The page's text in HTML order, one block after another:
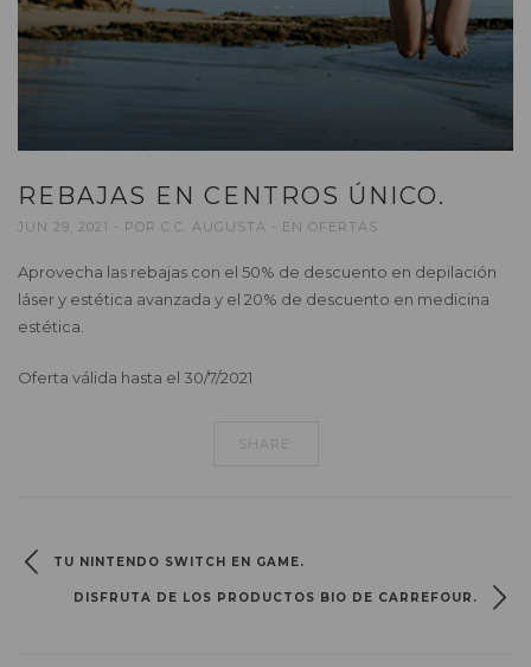
REBAJAS EN CENTROS ÚNICO.
JUN 29, 2021 POR C.C. AUGUSTA EN OFERTAS
Aprovecha las rebajas con el 50% de descuento en depilación
láser y estética avanzada y el 20% de descuento en medicina
estética.
Oferta válida hasta el 30/7/2021
SHARE:
TU NINTENDO SWITCH EN GAME.
DISFRUTA DE LOS PRODUCTOS BIO DE CARREFOUR.